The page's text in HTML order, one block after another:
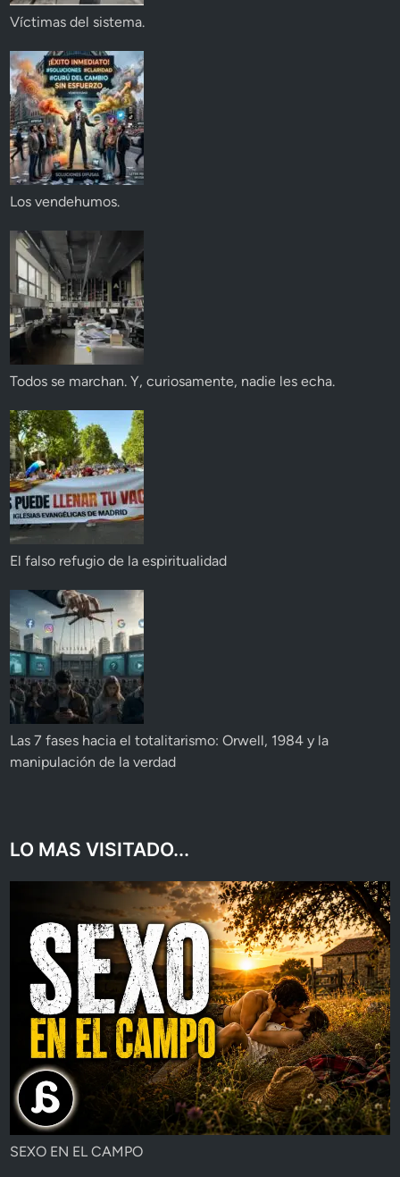
Víctimas del sistema.
Los vendehumos.
Todos se marchan. Y, curiosamente, nadie les echa.
El falso refugio de la espiritualidad
Las 7 fases hacia el totalitarismo: Orwell, 1984 y la
manipulación de la verdad
LO MAS VISITADO...
SEXO EN EL CAMPO